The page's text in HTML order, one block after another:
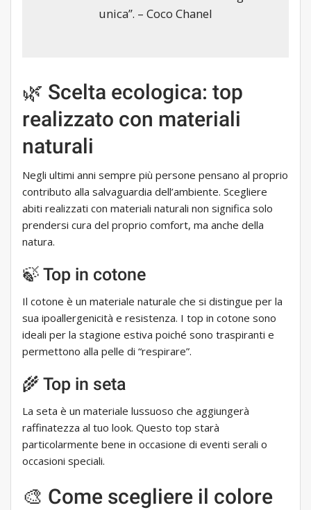
unica”. – Coco Chanel
🌿 Scelta ecologica: top
realizzato con materiali
naturali
Negli ultimi anni sempre più persone pensano al proprio
contributo alla salvaguardia dell’ambiente. Scegliere
abiti realizzati con materiali naturali non significa solo
prendersi cura del proprio comfort, ma anche della
natura.
🍃 Top in cotone
Il cotone è un materiale naturale che si distingue per la
sua ipoallergenicità e resistenza. I top in cotone sono
ideali per la stagione estiva poiché sono traspiranti e
permettono alla pelle di “respirare”.
🌾 Top in seta
La seta è un materiale lussuoso che aggiungerà
raffinatezza al tuo look. Questo top starà
particolarmente bene in occasione di eventi serali o
occasioni speciali.
🎨 Come scegliere il colore